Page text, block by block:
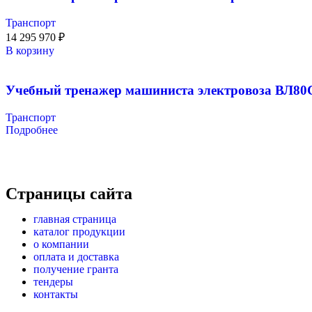
Транспорт
14 295 970 ₽
В корзину
Учебный тренажер машиниста электровоза
Транспорт
Подробнее
Страницы сайта
главная страница
каталог продукции
о компании
оплата и доставка
получение гранта
тендеры
контакты